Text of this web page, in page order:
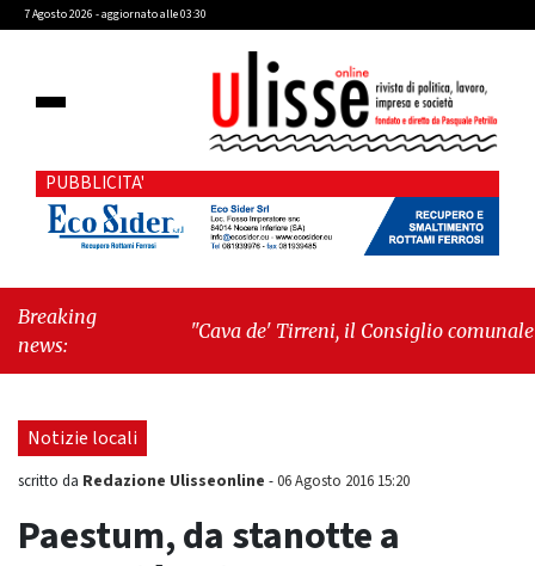
7 Agosto 2026 - aggiornato alle 03:30
PUBBLICITA'
Breaking
news:
"Cava de' Tirreni, il Consiglio comunale
Mare, giornata storica: la ceramica ammessa
alla fase europea per l’IGP"
Notizie locali
scritto da Redazione Ulisseonline -06 Agosto 2016 15:20
Paestum, da stanotte a